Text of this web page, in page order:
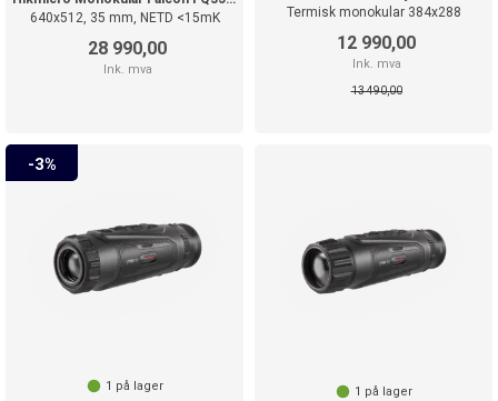
640x512, 35 mm, NETD <15mK
28 990,00
Ink. mva
Termisk monokular 384x288
12 990,00
Ink. mva
13 490,00
3%
1 på lager 1 på lager